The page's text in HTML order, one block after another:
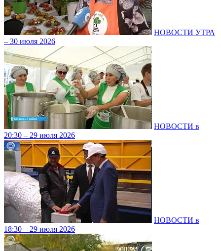
НОВОСТИ УТРА
– 30 июля 2026
НОВОСТИ в
20:30 – 29 июля 2026
НОВОСТИ в
18:30 – 29 июля 2026